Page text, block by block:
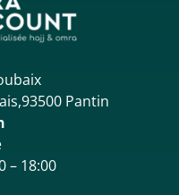
Pantin
– 18:00